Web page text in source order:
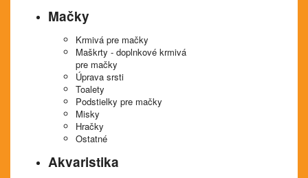
Mačky
Krmivá pre mačky
Maškrty - doplnkové krmivá
pre mačky
Úprava srsti
Toalety
Podstielky pre mačky
Misky
Hračky
Ostatné
Akvaristika